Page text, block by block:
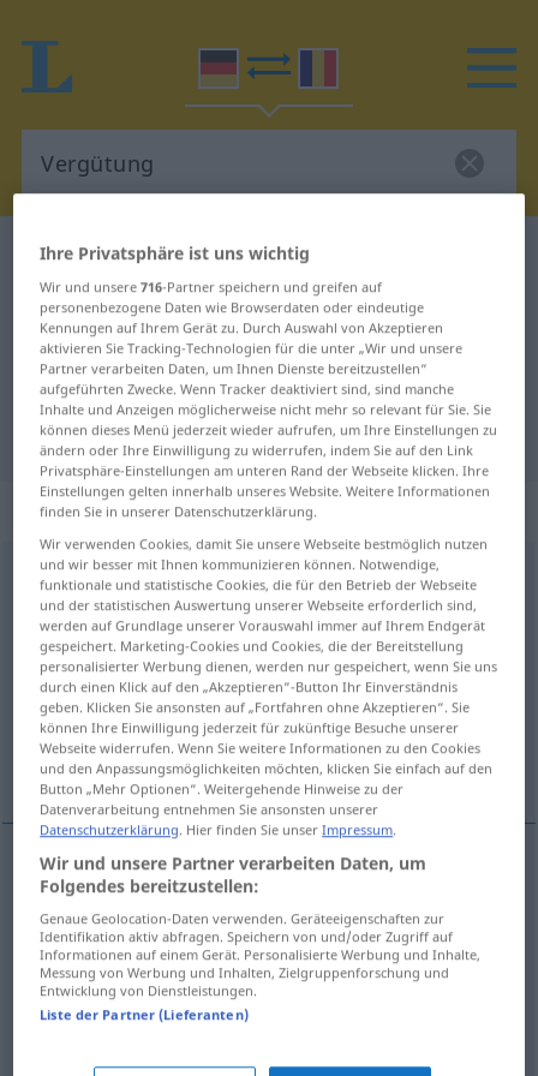
Deutsch-Rumänisch Wörterbuch
Deutsch-Rumänisch Übersetzung
für "Vergütung"
"Vergütung" Rumänisch
Übersetzung
„Vergütung“: Femininum
Vergütungf < Vergütung;Vergütungen>
Übersicht aller Übersetzungen
(Für mehr Details die Übersetzung anklicken/antippen)
plată, remunerație, rambursare
indemnizație
platăf Vergütung
remunerațief Vergütung
rambursaref Vergütung
Ihre Privatsphäre ist uns wichtig
Wir und unsere716-Partner speichern und greifen auf
personenbezogene Daten wie Browserdaten oder eindeutige
Kennungen auf Ihrem Gerät zu. Durch Auswahl von Akzeptieren
aktivieren Sie Tracking-Technologien für die unter „Wir und unsere
Partner verarbeiten Daten, um Ihnen Dienste bereitzustellen“
aufgeführten Zwecke. Wenn Tracker deaktiviert sind, sind manche
Inhalte und Anzeigen möglicherweise nicht mehr so relevant für Sie. Sie
können dieses Menü jederzeit wieder aufrufen, um Ihre Einstellungen zu
ändern oder Ihre Einwilligung zu widerrufen, indem Sie auf den Link
Privatsphäre-Einstellungen am unteren Rand der Webseite klicken. Ihre
Einstellungen gelten innerhalb unseres Website. Weitere Informationen
finden Sie in unserer Datenschutzerklärung.
Wir verwenden Cookies, damit Sie unsere Webseite bestmöglich nutzen
und wir besser mit Ihnen kommunizieren können. Notwendige,
funktionale und statistische Cookies, die für den Betrieb der Webseite
und der statistischen Auswertung unserer Webseite erforderlich sind,
werden auf Grundlage unserer Vorauswahl immer auf Ihrem Endgerät
gespeichert. Marketing-Cookies und Cookies, die der Bereitstellung
personalisierter Werbung dienen, werden nur gespeichert, wenn Sie uns
durch einen Klick auf den „Akzeptieren“-Button Ihr Einverständnis
geben. Klicken Sie ansonsten auf „Fortfahren ohne Akzeptieren“. Sie
können Ihre Einwilligung jederzeit für zukünftige Besuche unserer
Webseite widerrufen. Wenn Sie weitere Informationen zu den Cookies
und den Anpassungsmöglichkeiten möchten, klicken Sie einfach auf den
Button „Mehr Optionen“. Weitergehende Hinweise zu der
Datenverarbeitung entnehmen Sie ansonsten unserer
Datenschutzerklärung. Hier finden Sie unserImpressum.
Wir und unsere Partner verarbeiten Daten, um
Folgendes bereitzustellen:
Genaue Geolocation-Daten verwenden. Geräteeigenschaften zur
Identifikation aktiv abfragen. Speichern von und/oder Zugriff auf
Informationen auf einem Gerät. Personalisierte Werbung und Inhalte,
Messung von Werbung und Inhalten, Zielgruppenforschung und
Entwicklung von Dienstleistungen.
Liste der Partner (Lieferanten)